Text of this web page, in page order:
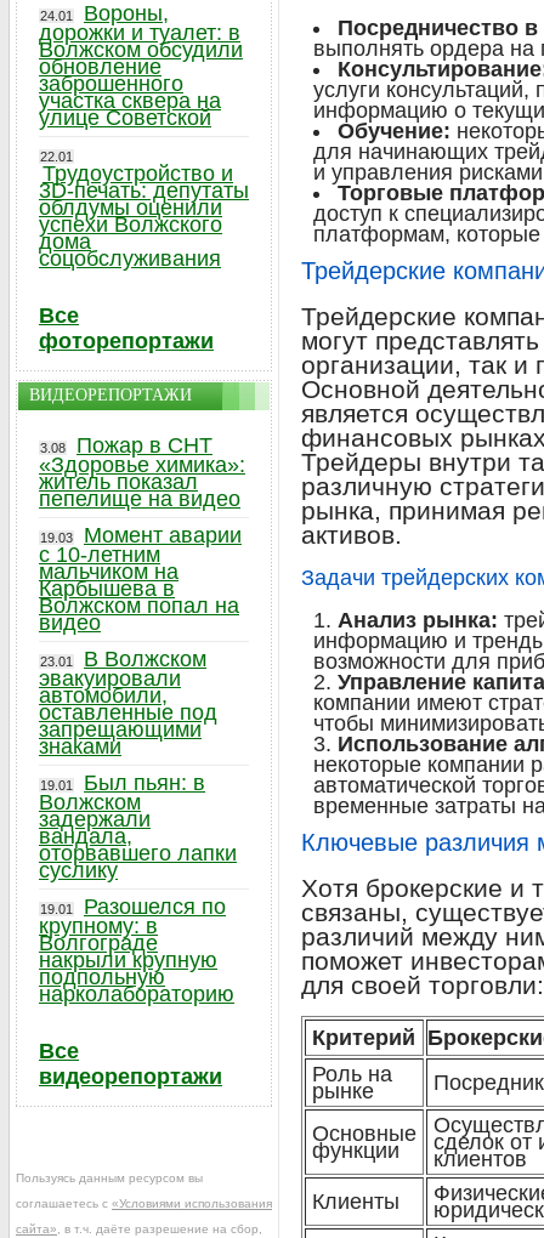
Посредничество в
выполнять ордера на
услуги
информацию о
Обучение:
для начинающих
и управления
Торговые
доступ к
платформам,
Трейдерские
Трейдерские
могут
организации, так и
Основной
является
финансовых
Трейдеры внутри
различную
рынка, принимая
активов.
Задачи трейдерских
Анализ рынка:
информацию и
возможности для
Управление
компании имеют
чтобы
Использование
некоторые компании
автоматической
временные затраты
Ключевые различия
Хотя брокерские и
связаны,
различий между
поможет
для своей торговли:
Критерий
Роль на
рынке Посредник
Основные
функции сделок от
клиентов
Клиенты
24.01
Вороны,
дорожки и туалет: в
Волжском обсудили
обновление
заброшенного
участка сквера на
улице Советской
22.01
Трудоустройство и
3D-печать: депутаты
облдумы оценили
успехи Волжского
дома
соцобслуживания
Все
фоторепортажи
ВИДЕОРЕПОРТАЖИ
3.08
Пожар в СНТ
«Здоровье химика»:
житель показал
пепелище на видео
19.03
Момент аварии
с 10-летним
мальчиком на
Карбышева в
Волжском попал на
видео
23.01
В Волжском
эвакуировали
автомобили,
оставленные под
запрещающими
знаками
19.01
Был пьян: в
Волжском
задержали
вандала,
оторвавшего лапки
суслику
19.01
Разошелся по
крупному: в
Волгограде
накрыли крупную
подпольную
нарколабораторию
Все
видеорепортажи
Пользуясь данным ресурсом вы
соглашаетесь с «Условиями использования
сайта» , в т.ч. даёте разрешение на сбор,